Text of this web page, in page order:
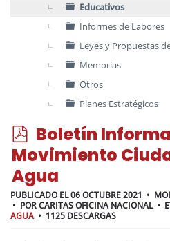
Educativos
Informes de Labores
Leyes y Propuestas
Memorias
Otros
Planes Estratégicos
p
d
f
Boletín
Movimiento
Agua
PUBLICADO EL 06 OCTUBRE 2021
PORCARITAS OFICINA NACIONAL
AGUA
1125 DESCARGAS